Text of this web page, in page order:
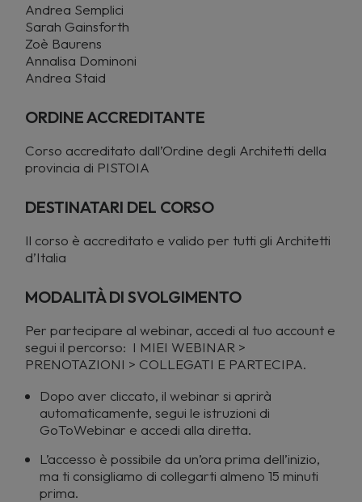
Andrea Semplici
Sarah Gainsforth
Zoè Baurens
Annalisa Dominoni
Andrea Staid
ORDINE ACCREDITANTE
Corso accreditato dall’Ordine degli Architetti della
provincia di PISTOIA
DESTINATARI DEL CORSO
Il corso è accreditato e valido per tutti gli Architetti
d’Italia
MODALITÀ DI SVOLGIMENTO
Per partecipare al webinar, accedi al tuo account e
segui il percorso: I MIEI WEBINAR >
PRENOTAZIONI > COLLEGATI E PARTECIPA.
Dopo aver cliccato, il webinar si aprirà
automaticamente, segui le istruzioni di
GoToWebinar e accedi alla diretta.
L’accesso è possibile da un’ora prima dell’inizio,
ma ti consigliamo di collegarti almeno 15 minuti
prima.